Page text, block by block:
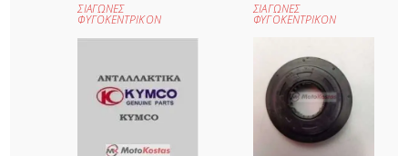
ΣΙΑΓΩΝΕΣ
ΦΥΓΟΚΕΝΤΡΙΚΟΝ
ΣΙΑΓΩΝΕΣ
ΦΥΓΟΚΕΝΤΡΙΚΟΝ